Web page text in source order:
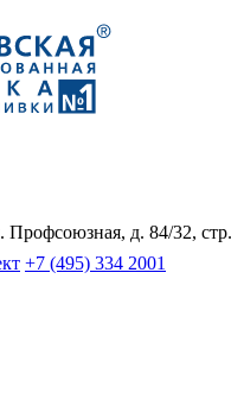
Профсоюзная, д. 84/32, стр.
+7 (495) 334 2001